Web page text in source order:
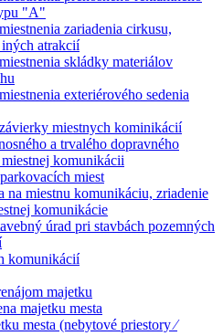
"A"
zariadenia cirkusu,
atrakcií
skládky materiálov
exteriérového sedenia
miestnych kominikácií
a trvalého dopravného
komunikácii
miest
na miestnu komunikáciu, zriadenie
komunikácie
úrad pri stavbách pozemných
komunikácií
majetku
majetku mesta
mesta (nebytové priestory ⁄